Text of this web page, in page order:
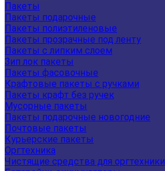
Пакеты
Пакеты подарочные
Пакеты полиэтиленовые
Пакеты прозрачные под ленту
Пакеты с липким слоем
Зип лок пакеты
Пакеты фасовочные
Крафтовые пакеты с ручками
Пакеты крафт без ручек
Мусорные пакеты
Пакеты подарочные новогодние
Почтовые пакеты
Курьерские пакеты
Оргтехника
Чистящие средства для оргтехники